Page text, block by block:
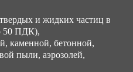
и жидких частиц в
50 ПДК),
каменной, бетонной,
пыли, аэрозолей,